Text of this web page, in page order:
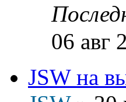
06 авг
JSW на